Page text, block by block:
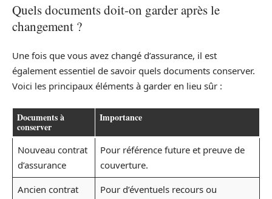
Quels documents doit-on garder après le
changement ?
Une fois que vous avez changé d’assurance, il est
également essentiel de savoir quels documents conserver.
Voici les principaux éléments à garder en lieu sûr :
Documents à
conserver
Importance
Nouveau contrat
d’assurance
Pour référence future et preuve de
couverture.
Ancien contrat
Pour d’éventuels recours ou